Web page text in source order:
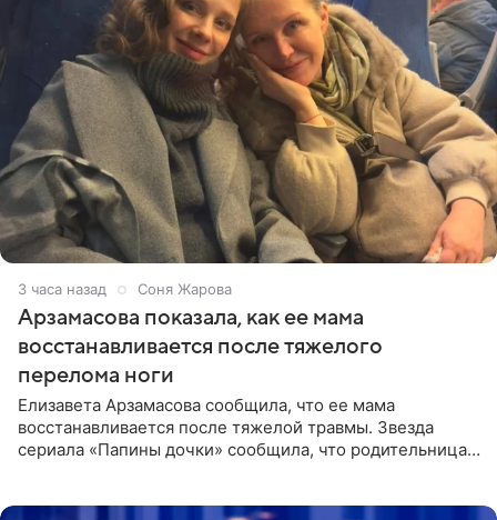
3 часа назад Соня Жарова
Арзамасова показала, как ее мама
восстанавливается после тяжелого
перелома ноги
Елизавета Арзамасова сообщила, что ее мама
восстанавливается после тяжелой травмы. Звезда
сериала «Папины дочки» сообщила, что родительница